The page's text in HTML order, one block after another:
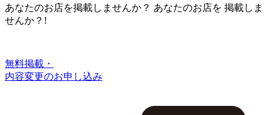
あなたのお店を掲載しませんか？ あなたのお店を 掲載しま
せんか？!
無料掲載・
内容変更のお申し込み